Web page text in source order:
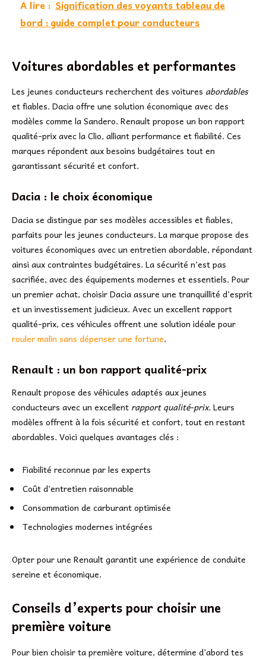
A lire : Signification des voyants tableau de
bord : guide complet pour conducteurs
Voitures abordables et performantes
Les jeunes conducteurs recherchent des voitures abordables
et fiables. Dacia offre une solution économique avec des
modèles comme la Sandero. Renault propose un bon rapport
qualité-prix avec la Clio, alliant performance et fiabilité. Ces
marques répondent aux besoins budgétaires tout en
garantissant sécurité et confort.
Dacia : le choix économique
Dacia se distingue par ses modèles accessibles et fiables,
parfaits pour les jeunes conducteurs. La marque propose des
voitures économiques avec un entretien abordable, répondant
ainsi aux contraintes budgétaires. La sécurité n’est pas
sacrifiée, avec des équipements modernes et essentiels. Pour
un premier achat, choisir Dacia assure une tranquillité d’esprit
et un investissement judicieux. Avec un excellent rapport
qualité-prix, ces véhicules offrent une solution idéale pour
rouler malin sans dépenser une fortune.
Renault : un bon rapport qualité-prix
Renault propose des véhicules adaptés aux jeunes
conducteurs avec un excellent rapport qualité-prix. Leurs
modèles offrent à la fois sécurité et confort, tout en restant
abordables. Voici quelques avantages clés :
Fiabilité reconnue par les experts
Coût d’entretien raisonnable
Consommation de carburant optimisée
Technologies modernes intégrées
Opter pour une Renault garantit une expérience de conduite
sereine et économique.
Conseils d’experts pour choisir une
première voiture
Pour bien choisir ta première voiture, détermine d’abord tes